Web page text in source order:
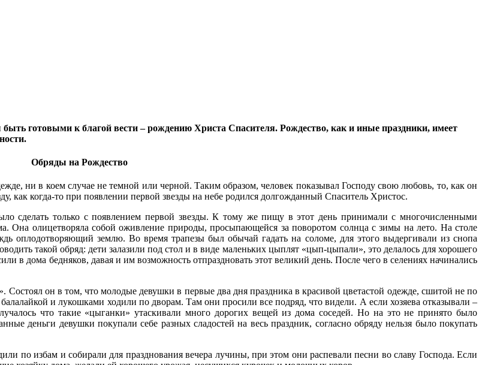
готовыми к благой вести – рождению Христа Спасителя. Рождество, как и иные праздники, имеет
Обряды на Рождество
ни в коем случае не темной или черной. Таким образом, человек показывал Господу свою любовь, то, как он
как когда-то при появлении первой звезды на небе родился долгожданный Спаситель Христос.
сделать только с появлением первой звезды. К тому же пищу в этот день принимали с многочисленными
Она олицетворяла собой оживление природы, просыпающейся за поворотом солнца с зимы на лето. На столе
оплодотворяющий землю. Во время трапезы был обычай гадать на соломе, для этого выдергивали из снопа
такой обряд: дети залазили под стол и в виде маленьких цыплят «цып-цыпали», это делалось для хорошего
в дома бедняков, давая и им возможность отпраздновать этот великий день. После чего в селениях начинались
он в том, что молодые девушки в первые два дня праздника в красивой цветастой одежде, сшитой не по
и лукошками ходили по дворам. Там они просили все подряд, что видели. А если хозяева отказывали –
что такие «цыганки» утаскивали много дорогих вещей из дома соседей. Но на это не принято было
деньги девушки покупали себе разных сладостей на весь праздник, согласно обряду нельзя было покупать
по избам и собирали для празднования вечера лучины, при этом они распевали песни во славу Господа. Если